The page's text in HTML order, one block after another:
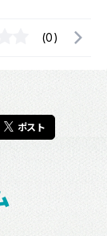
(0)
ポスト